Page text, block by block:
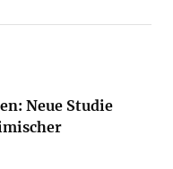
Neue Studie